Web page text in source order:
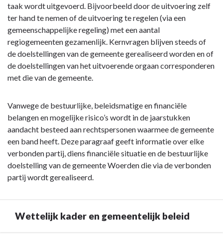
naar
navigatie
Paragraaf
Verbonden
partijen
Wat
deze
paragraaf?
taak wordt uitgevoerd. Bijvoorbeeld door de uitvoering zelf
ter hand te nemen of de uitvoering te regelen (via een
gemeenschappelijke regeling) met een aantal
regiogemeenten gezamenlijk. Kernvragen blijven steeds of
de doelstellingen van de gemeente gerealiseerd worden en of
de doelstellingen van het uitvoerende orgaan corresponderen
met die van de gemeente.
Vanwege de bestuurlijke, beleidsmatige en financiële
belangen en mogelijke risico’s wordt in de jaarstukken
aandacht besteed aan rechtspersonen waarmee de gemeente
een band heeft. Deze paragraaf geeft informatie over elke
verbonden partij, diens financiële situatie en de bestuurlijke
doelstelling van de gemeente Woerden die via de verbonden
partij wordt gerealiseerd.
Wettelijk kader en gemeentelijk beleid